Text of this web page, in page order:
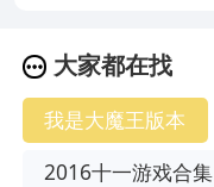
大家都在找
我是大魔王版本
2016十一游戏合集